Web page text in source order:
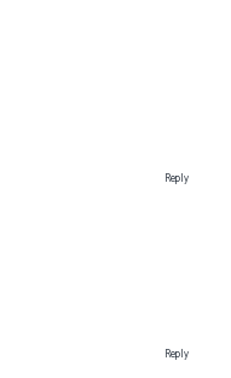
Reply
Reply